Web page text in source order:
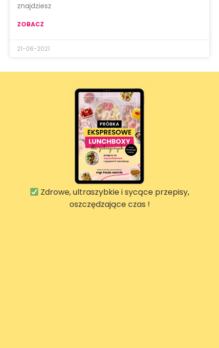
znajdziesz
ZOBACZ
21-06-2021
Zdrowe, ultraszybkie i sycące przepisy,
oszczędzające czas !